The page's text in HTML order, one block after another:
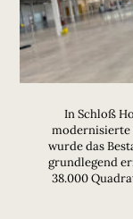
In Schloß
modernisierte
wurde das
grundlegend
38.000